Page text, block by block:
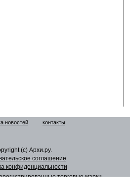
новостей контакты
(c) Архи.ру.
соглашение
конфиденциальности
торговые марки